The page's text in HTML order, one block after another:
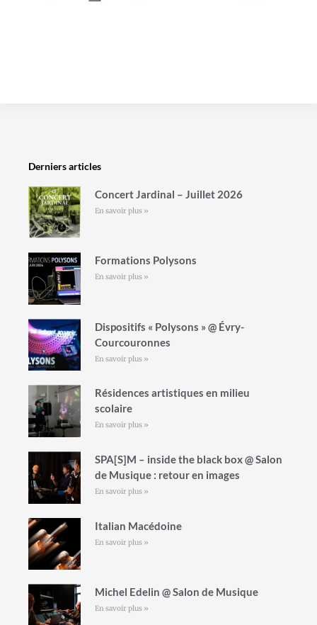
Derniers articles
Concert Jardinal – Juillet 2026
En savoir plus »
Formations Polysons
En savoir plus »
Dispositifs « Polysons » @ Évry-
Courcouronnes
En savoir plus »
Résidences artistiques en milieu
scolaire
En savoir plus »
SPA[S]M – inside the black box @ Salon
de Musique : retour en images
En savoir plus »
Italian Macédoine
En savoir plus »
Michel Edelin @ Salon de Musique
En savoir plus »